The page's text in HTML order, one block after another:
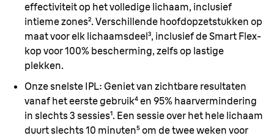
effectiviteit op het volledige lichaam, inclusief
intieme zones². Verschillende hoofdopzetstukken op
maat voor elk lichaamsdeel³, inclusief de Smart Flex-
kop voor 100% bescherming, zelfs op lastige
plekken.
Onze snelste IPL: Geniet van zichtbare resultaten
vanaf het eerste gebruik⁴ en 95% haarvermindering
in slechts 3 sessies¹. Een sessie over het hele lichaam
duurt slechts 10 minuten⁵ om de twee weken voor